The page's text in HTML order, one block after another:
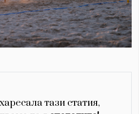
тази статия,